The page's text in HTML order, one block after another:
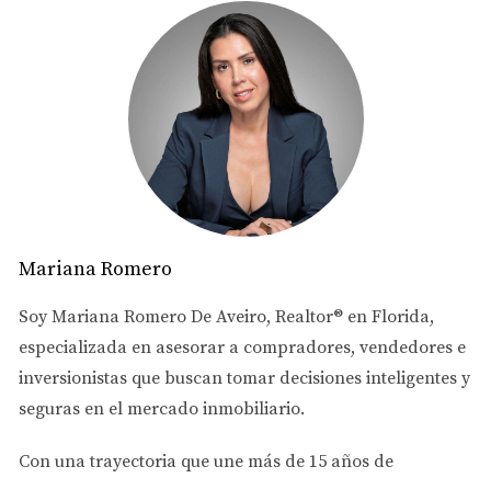
Préstamos Non-QM
Los préstamos Non-QM permiten utilizar documentos
alternativos como estados de cuenta bancarios o
ingresos por negocio. Esto es beneficioso para aquellos
con ingresos variables o no reportados.
Préstamos Convencionales y FHA
Los préstamos convencionales requieren que el
solicitante tenga un buen historial crediticio y estabilidad
financiera. Por otro lado, el préstamo FHA solía ser
accesible para quienes no eran residentes, pero desde
2025 solo se otorgan a ciudadanos o residentes
Mariana Romero
Soy Mariana Romero De Aveiro, Realtor® en Florida,
especializada en asesorar a compradores, vendedores e
inversionistas que buscan tomar decisiones inteligentes y
seguras en el mercado inmobiliario.
Con una trayectoria que une más de 15 años de